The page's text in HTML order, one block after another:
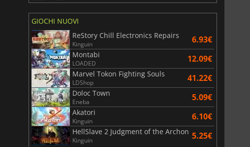
GIOCHI NUOVI
ReStory Chill Electronics Repairs
Kinguin 6.93€
Montabi
LOADED 12.09€
Marvel Tokon Fighting Souls
LDShop 41.22€
Doloc Town
Eneba 5.09€
Akatori
Kinguin 6.10€
HellSlave 2 Judgment of the Archon
Kinguin 5.25€